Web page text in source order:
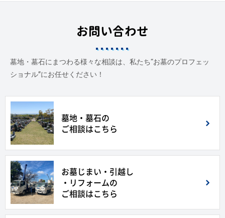
お問い合わせ
墓地・墓石にまつわる様々な相談は、私たち“お墓のプロフェッ
ショナル”にお任せください！
墓地・墓石の
ご相談はこちら
お墓じまい・引越し
・リフォームの
ご相談はこちら